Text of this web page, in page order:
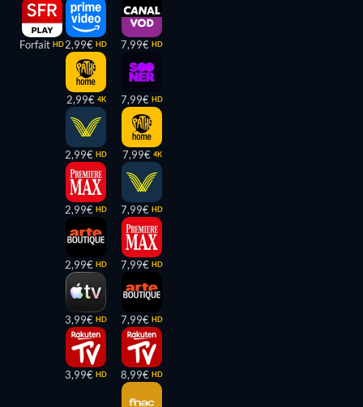
Forfait HD2,99€ HD
2,99€ 4K
2,99€ HD
2,99€ HD
2,99€ HD
3,99€ HD
3,99€ HD
7,99€ HD
7,99€ HD
7,99€ 4K
7,99€ HD
7,99€ HD
7,99€ HD
8,99€ HD